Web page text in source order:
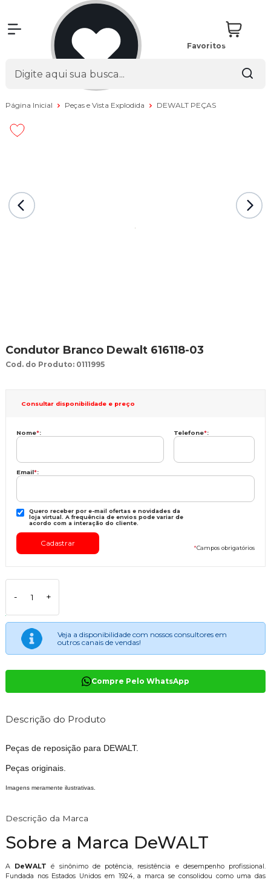
Favoritos
Página Inicial Peças e Vista Explodida DEWALT PEÇAS
Condutor Branco Dewalt 616118-03
Cod. do Produto: 0111995
Consultar disponibilidade e preço
Nome*: Telefone*:
Email*:
Quero receber por e-mail ofertas e novidades da
loja virtual. A frequência de envios pode variar de
acordo com a interação do cliente.
*Campos obrigatórios
- +
Veja a disponibilidade com nossos consultores em
outros canais de vendas!
Compre Pelo WhatsApp
Descrição do Produto
Peças de reposição para DEWALT.
Peças originais.
Imagens meramente ilustrativas.
Descrição da Marca
Sobre a Marca DeWALT
A DeWALT é sinônimo de potência, resistência e desempenho profissional.
Fundada nos Estados Unidos em 1924, a marca se consolidou como uma das